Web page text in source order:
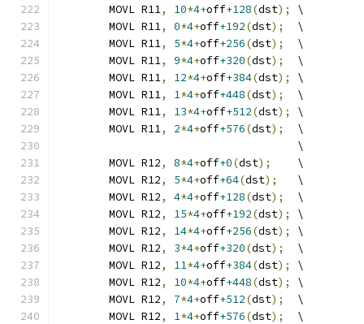
	MOVL R11
, 10*4+off+128(dst);
\
	MOVL R11
, 0*4+off+192(dst);
  \
	MOVL R11
, 5*4+off+256(dst);
  \
	MOVL R11
, 9*4+off+320(dst);
  \
	MOVL R11
, 12*4+off+384(dst);
\
	MOVL R11
, 1*4+off+448(dst);
  \
	MOVL R11
, 13*4+off+512(dst);
\
	MOVL R11
, 2*4+off+576(dst);
  \
	                             \
	MOVL R12
, 8*4+off+0(dst);
    \
	MOVL R12
, 5*4+off+64(dst);
   \
	MOVL R12
, 4*4+off+128(dst);
  \
	MOVL R12
, 15*4+off+192(dst);
\
	MOVL R12
, 14*4+off+256(dst);
\
	MOVL R12
, 3*4+off+320(dst);
  \
	MOVL R12
, 11*4+off+384(dst);
\
	MOVL R12
, 10*4+off+448(dst);
\
	MOVL R12
, 7*4+off+512(dst);
  \
	MOVL R12
, 1*4+off+576(dst);
  \